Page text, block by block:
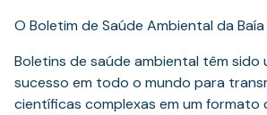
O Boletim de Saúde Ambiental da
Boletins de saúde ambiental têm sido
sucesso em todo o mundo para
científicas complexas em um formato